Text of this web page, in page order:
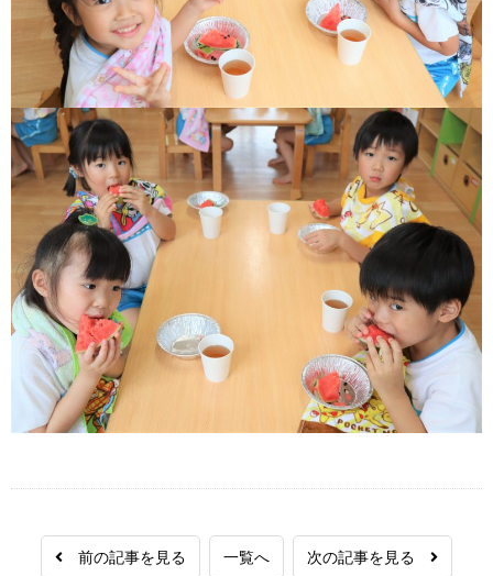
前の記事を見る 一覧へ 次の記事を見る